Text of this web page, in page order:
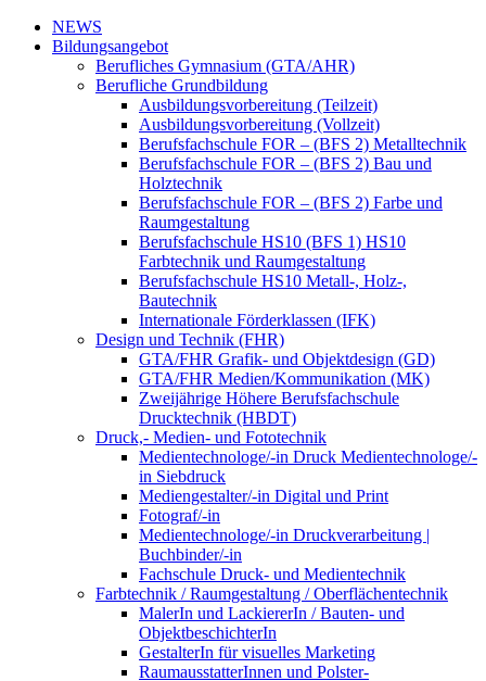
NEWS
Bildungsangebot
Berufliches Gymnasium (GTA/AHR)
Berufliche Grundbildung
Ausbildungsvorbereitung (Teilzeit)
Ausbildungsvorbereitung (Vollzeit)
Berufsfachschule FOR – (BFS 2) Metalltechnik
Berufsfachschule FOR – (BFS 2) Bau und
Holztechnik
Berufsfachschule FOR – (BFS 2) Farbe und
Raumgestaltung
Berufsfachschule HS10 (BFS 1) HS10
Farbtechnik und Raumgestaltung
Berufsfachschule HS10 Metall-, Holz-,
Bautechnik
Internationale Förderklassen (IFK)
Design und Technik (FHR)
GTA/FHR Grafik- und Objektdesign (GD)
GTA/FHR Medien/Kommunikation (MK)
Zweijährige Höhere Berufsfachschule
Drucktechnik (HBDT)
Druck,- Medien- und Fototechnik
Medientechnologe/-in Druck Medientechnologe/-
in Siebdruck
Mediengestalter/-in Digital und Print
Fotograf/-in
Medientechnologe/-in Druckverarbeitung |
Buchbinder/-in
Fachschule Druck- und Medientechnik
Farbtechnik / Raumgestaltung / Oberflächentechnik
MalerIn und LackiererIn / Bauten- und
ObjektbeschichterIn
GestalterIn für visuelles Marketing
RaumausstatterInnen und Polster-